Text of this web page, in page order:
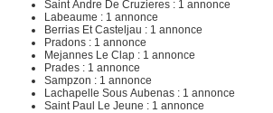
Saint Andre De Cruzieres : 1 annonce
Labeaume : 1 annonce
Berrias Et Casteljau : 1 annonce
Pradons : 1 annonce
Mejannes Le Clap : 1 annonce
Prades : 1 annonce
Sampzon : 1 annonce
Lachapelle Sous Aubenas : 1 annonce
Saint Paul Le Jeune : 1 annonce